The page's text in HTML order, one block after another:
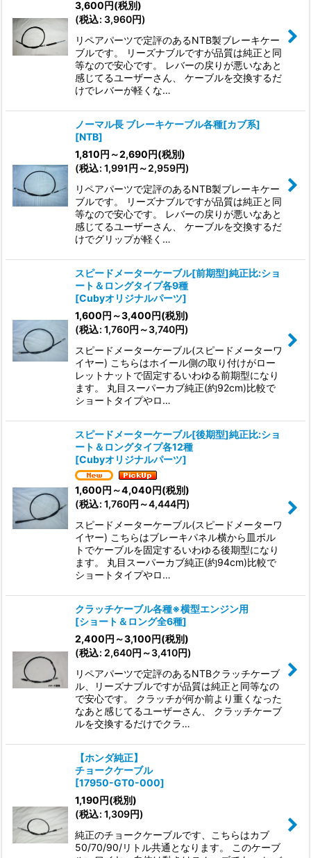
3,600 円(税別)
(税込: 3,960円)
リペアパーツで定評のあるNTB製ブレーキケー
ブルです。 リーズナブルですが品質は純正と同
等なので安心です。 レバーの戻りが悪いなあと
感じてるユーザーさん、 ケーブルを交換するだ
けでレバーが軽くな…
ノーマル長 ブレーキケーブル各種[カブ系]
[NTB]
1,810 円 ～2,690 円(税別)
(税込: 1,991 円 ～2,959円)
リペアパーツで定評のあるNTB製ブレーキケー
ブルです。 リーズナブルですが品質は純正と同
等なので安心です。 レバーの戻りが悪いなあと
感じてるユーザーさん、 ケーブルを交換するだ
けでグリップが軽く…
スピードメーターケーブル[前期型]純正比:ショ
ート＆ロングタイプ各9種
[Cubyオリジナルパーツ]
1,600 円 ～3,400 円(税別)
(税込: 1,760円 ～3,740円)
スピードメーターケーブル(スピードメーターワ
イヤー) こちらはホイール側の取り付けがロー
レットナットで固定するいわゆる前期型になり
ます。 丸目スーパーカブ純正(約92cm)比較で
ショートタイプやロ…
スピードメーターケーブル[後期型]純正比:ショ
ート＆ロングタイプ各12種
[Cubyオリジナルパーツ]
1,600円 ～4,040円(税別)
(税込: 1,760円 ～4,444円)
スピードメーターケーブル(スピードメーターワ
イヤー) こちらはブレーキパネル横から皿ボル
トでケーブルを固定するいわゆる後期型になり
ます。 丸目スーパーカブ純正(約94cm)比較で
ショートタイプやロ…
クラッチケーブル各種※横型エンジン用
[ショート＆ロング全6種]
2,400円 ～3,100円(税別)
(税込: 2,640円 ～3,410円)
リペアパーツで定評のあるNTBクラッチケーブ
ル、リーズナブルですが品質は純正と同等なの
で安心です。 クラッチが何か前より重くなった
なあと感じてるユーザーさん、 クラッチケーブ
ルを交換するだけでクラ…
【ホンダ純正】
チョークケーブル
[17950-GT0-000]
1,190円(税別)
(税込: 1,309円)
純正のチョークケーブルです、こちらはカブ
50/70/90/リトル共通となります。 このケーブ